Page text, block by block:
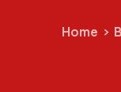
Home